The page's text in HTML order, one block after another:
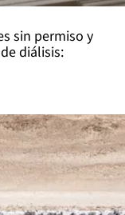
sin permiso y
diálisis: